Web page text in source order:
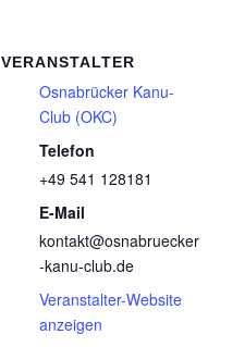
VERANSTALTER
Osnabrücker Kanu-
Club (OKC)
Telefon
+49 541 128181
E-Mail
kontakt@osnabruecker
-kanu-club.de
Veranstalter-Website
anzeigen